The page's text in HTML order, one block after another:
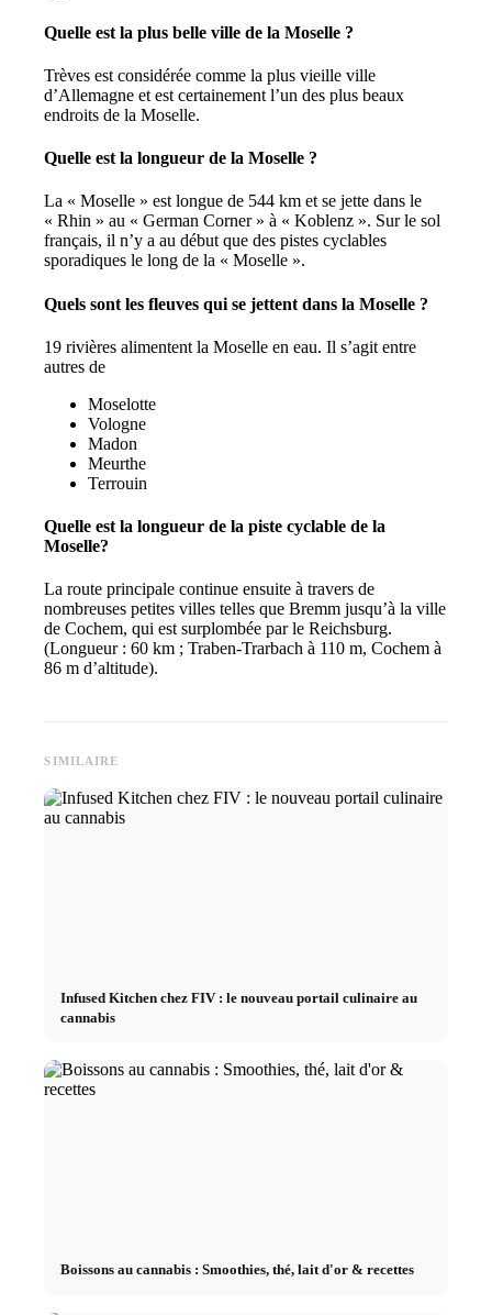
Quelle est la plus belle ville de la Moselle ?
Trèves est considérée comme la plus vieille ville
d’Allemagne et est certainement l’un des plus beaux
endroits de la Moselle.
Quelle est la longueur de la Moselle ?
La « Moselle » est longue de 544 km et se jette dans le
« Rhin » au « German Corner » à « Koblenz ». Sur le sol
français, il n’y a au début que des pistes cyclables
sporadiques le long de la « Moselle ».
Quels sont les fleuves qui se jettent dans la Moselle ?
19 rivières alimentent la Moselle en eau. Il s’agit entre
autres de
Moselotte
Vologne
Madon
Meurthe
Terrouin
Quelle est la longueur de la piste cyclable de la
Moselle?
La route principale continue ensuite à travers de
nombreuses petites villes telles que Bremm jusqu’à la ville
de Cochem, qui est surplombée par le Reichsburg.
(Longueur : 60 km ; Traben-Trarbach à 110 m, Cochem à
86 m d’altitude).
SIMILAIRE
Infused Kitchen chez FIV : le nouveau portail culinaire au
cannabis
Boissons au cannabis : Smoothies, thé, lait d'or & recettes